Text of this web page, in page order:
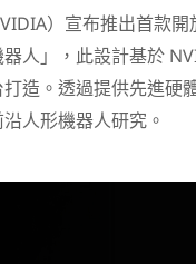
）宣布推出首款
人」，此設計基於
造。透過提供先進硬
人形機器人研究。